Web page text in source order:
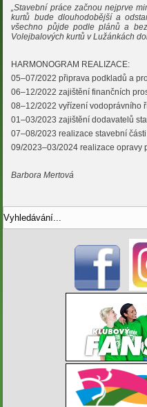
„Stavební práce začnou nejprve
kurtů bude dlouhodobější a
všechno půjde podle plánů a
Volejbalových kurtů v Lužánkách
HARMONOGRAM REALIZACE:
05–07/2022 připrava podkladů a
06–12/2022 zajištění finančních
08–12/2022 vyřízení vodoprávního
01–03/2023 zajištění dodavatelů
07–08/2023 realizace stavební
09/2023–03/2024 realizace opravy
Barbora Mertová